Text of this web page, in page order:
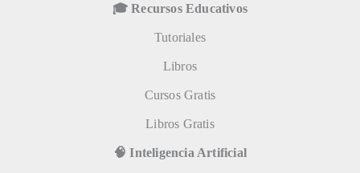
🎓 Recursos Educativos
Tutoriales
Libros
Cursos Gratis
Libros Gratis
🧠 Inteligencia Artificial